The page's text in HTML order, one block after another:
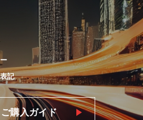
記
ご購入ガイド